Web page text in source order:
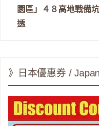
園區」４８高地戰備
透
》日本優惠券 /